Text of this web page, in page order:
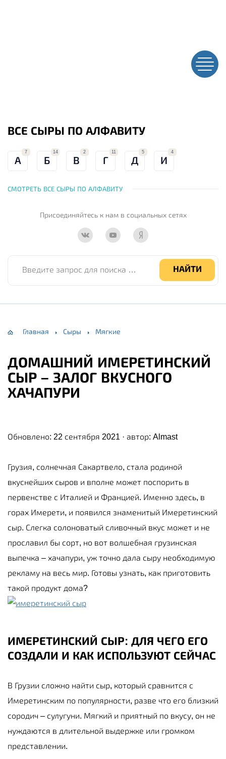
ВСЕ СЫРЫ ПО АЛФАВИТУ
А
7
Б
14
В
2
Г
11
Д
5
И
4
СМОТРЕТЬ ВСЕ СЫРЫ ПО АЛФАВИТУ
Присоединяйтесь к намв социальных сетях
НАЙТИ
Главная Сыры Мягкие
ДОМАШНИЙ ИМЕРЕТИНСКИЙ
СЫР – ЗАЛОГ ВКУСНОГО
ХАЧАПУРИ
Обновлено: 22 сентября 2021 · автор: Almast
Грузия, солнечная Сакартвело, стала родиной
вкуснейших сыров и вполне может поспорить в
первенстве с Италией и Францией. Именно здесь, в
горах Имерети, и появился знаменитый Имеретинский
сыр. Слегка солоноватый сливочный вкус может и не
прославил бы сорт, но вот волшебная грузинская
выпечка – хачапури, уж точно дала сыру необходимую
рекламу на весь мир. Готовы узнать, как приготовить
такой продукт дома?
ИМЕРЕТИНСКИЙ СЫР: ДЛЯ ЧЕГО ЕГО
СОЗДАЛИ И КАК ИСПОЛЬЗУЮТ СЕЙЧАС
В Грузии сложно найти сыр, который сравнится с
Имеретинским по популярности, разве что его близкий
сородич – сулугуни. Мягкий и приятный по вкусу, он не
нуждаются в длительной выдержке или громком
представлении.